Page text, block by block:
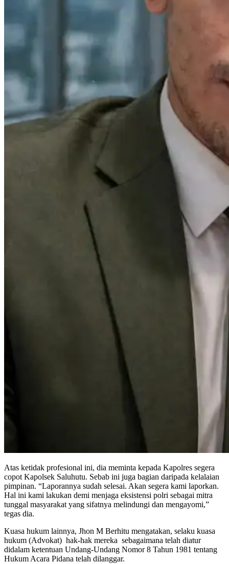
Atas ketidak profesional ini, dia meminta kepada Kapolres segera
copot Kapolsek Saluhutu. Sebab ini juga bagian daripada kelalaian
pimpinan. “Laporannya sudah selesai. Akan segera kami laporkan.
Hal ini kami lakukan demi menjaga eksistensi polri sebagai mitra
tunggal masyarakat yang sifatnya melindungi dan mengayomi,”
tegas dia.
Kuasa hukum lainnya, Jhon M Berhitu mengatakan, selaku kuasa
hukum (Advokat) hak-hak mereka sebagaimana telah diatur
didalam ketentuan Undang-Undang Nomor 8 Tahun 1981 tentang
Hukum Acara Pidana telah dilanggar.